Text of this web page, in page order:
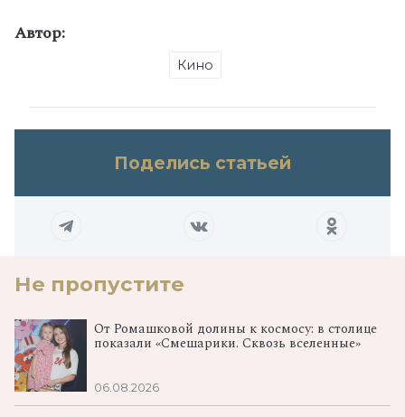
Автор:
Кино
Поделись статьей
Не пропустите
От Ромашковой долины к космосу: в столице
показали «Смешарики. Сквозь вселенные»
06.08.2026